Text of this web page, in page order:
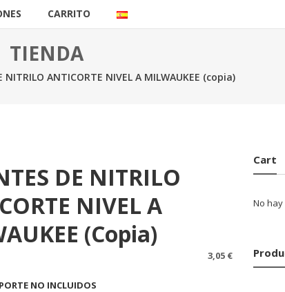
CARRITO
TIENDA
NITRILO ANTICORTE NIVEL A MILWAUKEE (copia)
DE NITRILO
NIVEL A
(copia)
3,05 €
NO INCLUIDOS
Cart
No